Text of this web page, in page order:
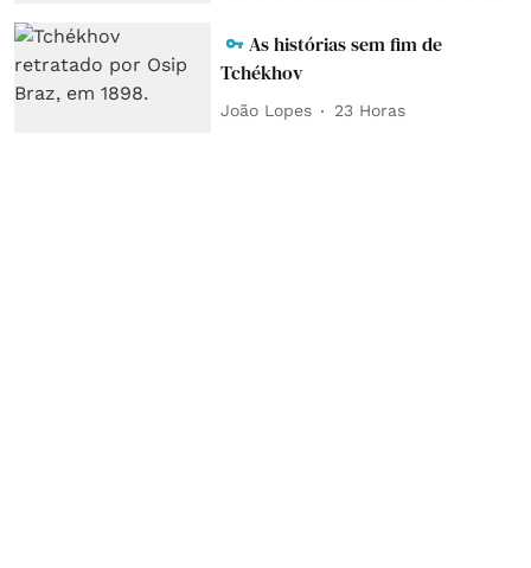
As histórias sem fim de
Tchékhov
João Lopes 23 Horas